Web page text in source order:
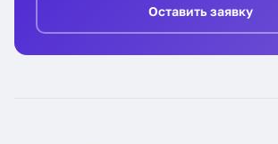
Оставить заявку